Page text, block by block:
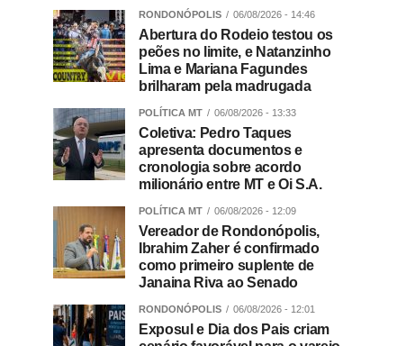
RONDONÓPOLIS 06/08/2026 - 14:46
Abertura do Rodeio testou os
peões no limite, e Natanzinho
Lima e Mariana Fagundes
brilharam pela madrugada
POLÍTICA MT 06/08/2026 - 13:33
Coletiva: Pedro Taques
apresenta documentos e
cronologia sobre acordo
milionário entre MT e Oi S.A.
POLÍTICA MT 06/08/2026 - 12:09
Vereador de Rondonópolis,
Ibrahim Zaher é confirmado
como primeiro suplente de
Janaina Riva ao Senado
RONDONÓPOLIS 06/08/2026 - 12:01
Exposul e Dia dos Pais criam